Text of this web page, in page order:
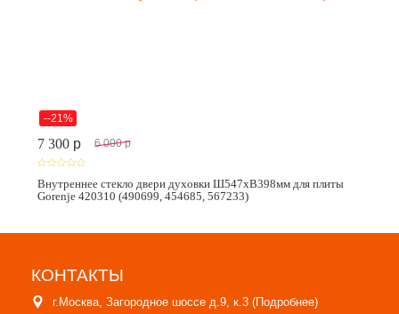
--21%
7 300 p 6 000 p
Внутреннее стекло двери духовки Ш547хВ398мм для плиты
Gorenje 420310 (490699, 454685, 567233)
КОНТАКТЫ
г.Москва, Загородное шоссе д.9, к.3 (Подробнее)